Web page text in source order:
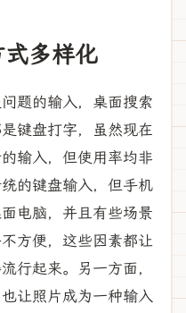
多样化
题的输入，桌面搜索
键盘打字，虽然现在
输入，但使用率均非
的键盘输入，但手机
电脑，并且有些场景
方便，这些因素都让
行起来。另一方面，
让照片成为一种输入